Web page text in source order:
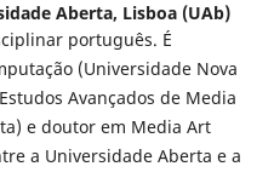
Aberta, Lisboa (UAb)
português. É
(Universidade Nova
Avançados de Media
e doutor em Media Art
a Universidade Aberta e a